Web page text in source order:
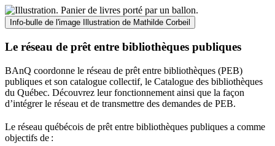
Info-bulle de l'image Illustration de Mathilde Corbeil
Le réseau de prêt entre bibliothèques publiques
BAnQ coordonne le réseau de prêt entre bibliothèques (PEB)
publiques et son catalogue collectif, le Catalogue des bibliothèques
du Québec. Découvrez leur fonctionnement ainsi que la façon
d’intégrer le réseau et de transmettre des demandes de PEB.
Le réseau québécois de prêt entre bibliothèques publiques a comme
objectifs de :